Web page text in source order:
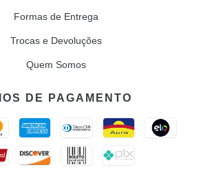
Formas de Entrega
Trocas e Devoluções
Quem Somos
DE PAGAMENTO